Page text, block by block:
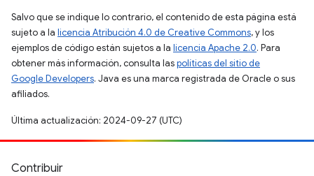
Salvo que se indique lo contrario, el contenido de esta página está
sujeto a la licencia Atribución 4.0 de Creative Commons, y los
ejemplos de código están sujetos a la licencia Apache 2.0. Para
obtener más información, consulta laspolíticas del sitio de
Google Developers. Java es una marca registrada de Oracle o sus
afiliados.
Última actualización: 2024-09-27 (UTC)
Contribuir